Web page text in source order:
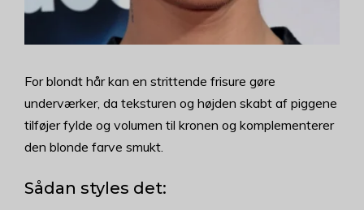
For blondt hår kan en strittende frisure gøre
underværker, da teksturen og højden skabt af piggene
tilføjer fylde og volumen til kronen og komplementerer
den blonde farve smukt.
Sådan styles det: